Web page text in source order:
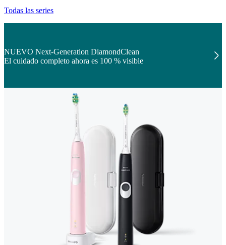
Todas las series
NUEVO Next-Generation DiamondClean
El cuidado completo ahora es 100 % visible